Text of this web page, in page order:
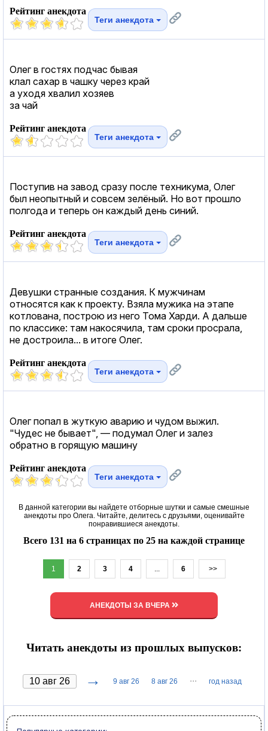
Рейтинг анекдота
Теги анекдота
Олег в гостях подчас бывая
клал сахар в чашку через край
а уходя хвалил хозяев
за чай
Рейтинг анекдота
Теги анекдота
Поступив на завод сразу после техникума, Олег
был неопытный и совсем зелёный. Но вот прошло
полгода и теперь он каждый день синий.
Рейтинг анекдота
Теги анекдота
Девушки странные создания. К мужчинам
относятся как к проекту. Взяла мужика на этапе
котлована, построю из него Тома Харди. А дальше
по классике: там накосячила, там сроки просрала,
не достроила... в итоге Олег.
Рейтинг анекдота
Теги анекдота
Олег попал в жуткую аварию и чудом выжил.
"Чудес не бывает", — подумал Олег и залез
обратно в горящую машину
Рейтинг анекдота
Теги анекдота
В данной категории вы найдете отборные шутки и самые смешные
анекдоты про Олега. Читайте, делитесь с друзьями, оценивайте
понравившиеся анекдоты.
Всего 131 на 6 страницах по 25 на каждой странице
1 2 3 4 ... 6 >>
АНЕКДОТЫ ЗА ВЧЕРА
Читать анекдоты из прошлых выпусков:
→ 9 авг 26 8 авг 26 ··· год назад